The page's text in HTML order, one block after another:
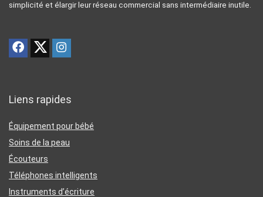
simplicité et élargir leur réseau commercial sans intermédiaire inutile.
Liens rapides
Équipement pour bébé
Soins de la peau
Écouteurs
Téléphones intelligents
Instruments d’écriture